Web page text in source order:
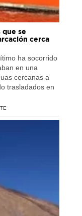
que se
cerca
ha socorrido
en una
cercanas a
trasladados en